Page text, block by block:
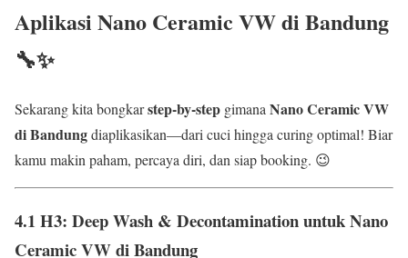
Aplikasi Nano Ceramic VW di Bandung
🔧✨
Sekarang kita bongkarstep-by-step gimanaNano Ceramic VW
di Bandungdiaplikasikan—dari cuci hingga curing optimal! Biar
kamu makin paham, percaya diri, dan siap booking. 😉
4.1 H3: Deep Wash & Decontamination untuk Nano
Ceramic VW di Bandung